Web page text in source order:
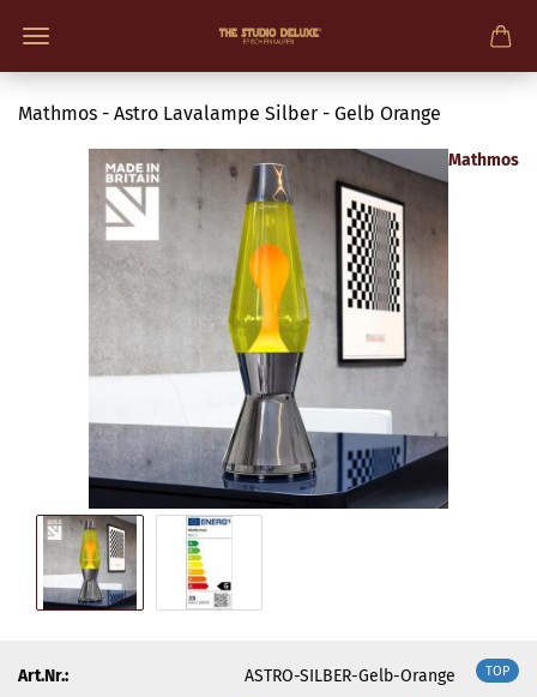
Mathmos - Astro Lavalampe Silber - Gelb Orange
Mathmos
TOP
Art.Nr.:
ASTRO-SILBER-Gelb-Orange